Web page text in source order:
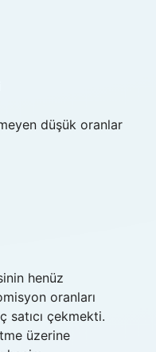
düşük oranlar
henüz
oranları
satıcı çekmekti.
üzerine